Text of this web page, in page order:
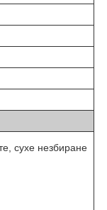
сухе незбиране